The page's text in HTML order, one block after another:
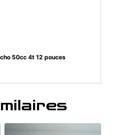
50cc 4t 12 pouces